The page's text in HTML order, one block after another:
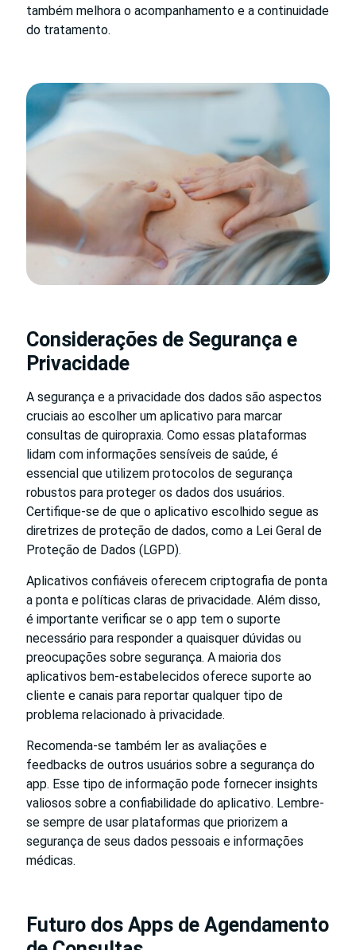
também melhora o acompanhamento e a continuidade
do tratamento.
Considerações de Segurança e
Privacidade
A segurança e a privacidade dos dados são aspectos
cruciais ao escolher um aplicativo para marcar
consultas de quiropraxia. Como essas plataformas
lidam com informações sensíveis de saúde, é
essencial que utilizem protocolos de segurança
robustos para proteger os dados dos usuários.
Certifique-se de que o aplicativo escolhido segue as
diretrizes de proteção de dados, como a Lei Geral de
Proteção de Dados (LGPD).
Aplicativos confiáveis oferecem criptografia de ponta
a ponta e políticas claras de privacidade. Além disso,
é importante verificar se o app tem o suporte
necessário para responder a quaisquer dúvidas ou
preocupações sobre segurança. A maioria dos
aplicativos bem-estabelecidos oferece suporte ao
cliente e canais para reportar qualquer tipo de
problema relacionado à privacidade.
Recomenda-se também ler as avaliações e
feedbacks de outros usuários sobre a segurança do
app. Esse tipo de informação pode fornecer insights
valiosos sobre a confiabilidade do aplicativo. Lembre-
se sempre de usar plataformas que priorizem a
segurança de seus dados pessoais e informações
médicas.
Futuro dos Apps de Agendamento